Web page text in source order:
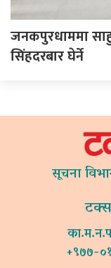
जनकपुरधाममा
सिंहदरबार घेर्ने
सूचना
+९७७-